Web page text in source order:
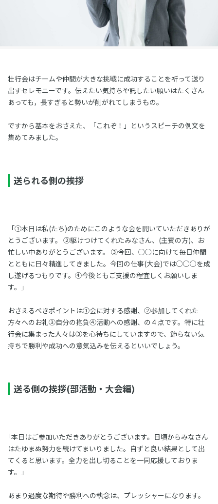
壮行会はチームや仲間が大きな挑戦に成功することを祈って送り
出すセレモニーです。伝えたい気持ちや託したい願いはたくさん
あっても，長すぎると勢いが削がれてしまうもの。
ですから基本をおさえた、「これぞ！」というスピーチの例文を
集めてみました。
送られる側の挨拶
「①本日は私(たち)のためにこのような会を開いていただきありが
とうございます。 ②駆けつけてくれたみなさん、(主賓の方)、お
忙しい中ありがとうございます。 ③今回、○○に向けて毎日仲間
とともに日々精進してきました。今回の仕事(大会)では○○○を成
し遂げるつもりです。④今後ともご支援の程宜しくお願いしま
す。」
おさえるべきポイントは①会に対する感謝、②参加してくれた
方々へのお礼③自分の抱負④活動への感謝、の４点です。特に壮
行会に集まった人々は③を心待ちにしていますので、飾らない気
持ちで勝利や成功への意気込みを伝えるといいでしょう。
送る側の挨拶(部活動・大会編)
｢本日はご参加いただきありがとうございます。日頃からみなさん
はたゆまぬ努力を続けてまいりました。自ずと良い結果として出
てくると思います。全力を出し切ることを一同応援しておりま
す。｣
あまり過度な期待や勝利への執念は、プレッシャーになります。